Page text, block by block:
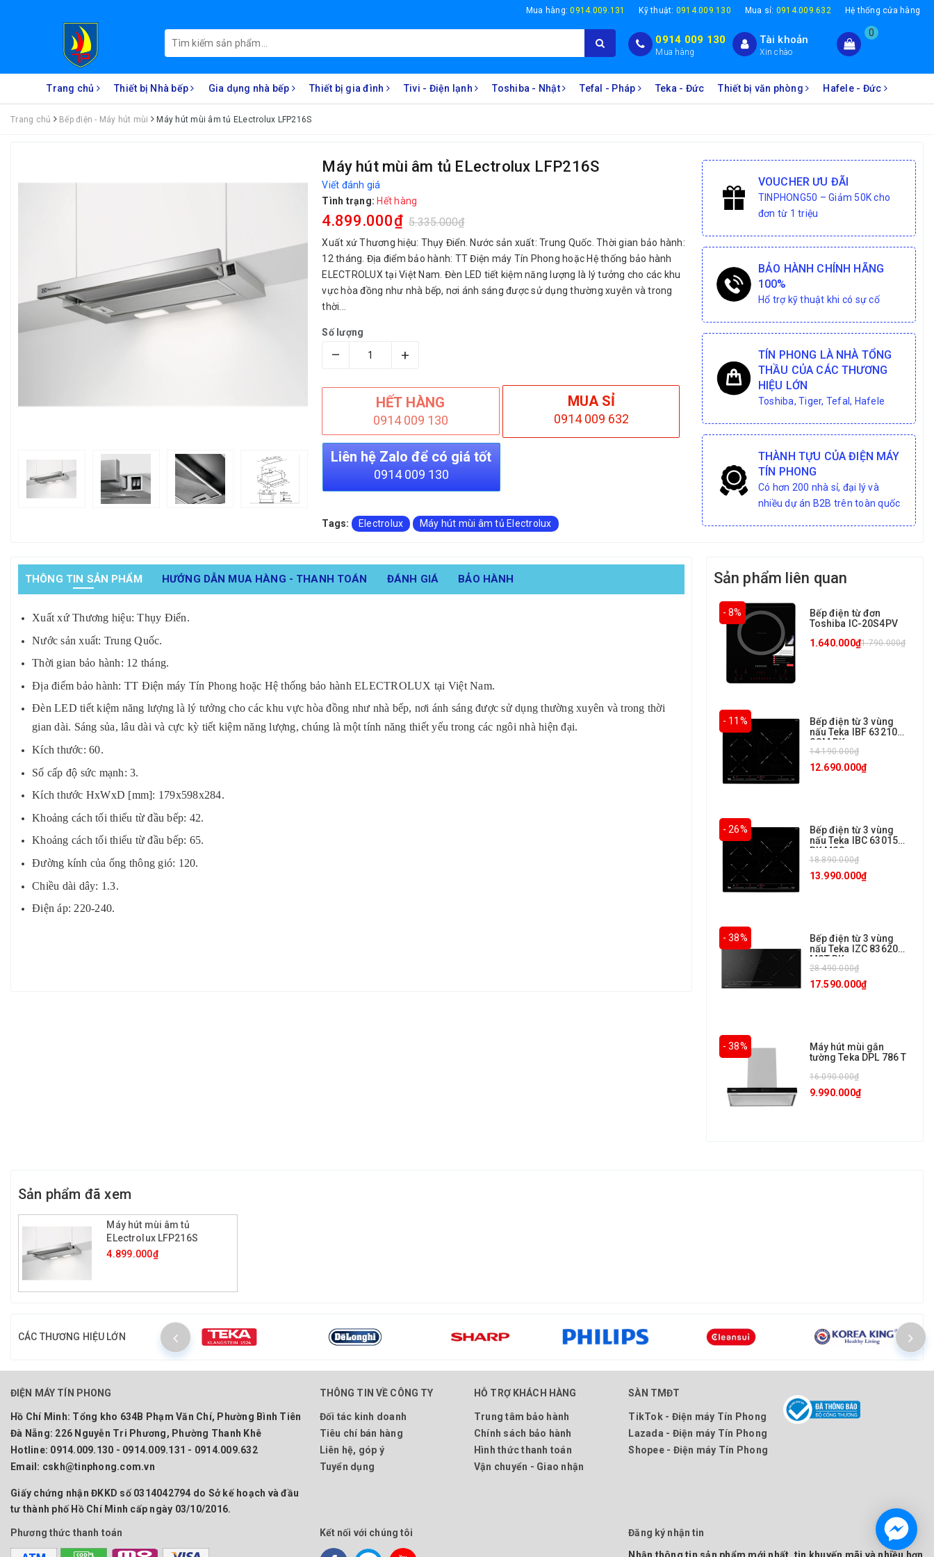
Mua hàng:0914.009.131 Kỹ thuật: 0914.009.130 Mua sỉ: 0914.009.632 Hệ thống cửa hàng
0914 009 130
Mua hàng
Tài khoản
Xin chào
0
Trang chủ Thiết bị Nhà bếp Gia dụng nhà bếp Thiết bị gia đình Tivi - Điện lạnh Toshiba - Nhật Tefal - Pháp Teka - Đức Thiết bị văn phòng Hafele - Đức
Trang chủ Bếp điện - Máy hút mùi Máy hút mùi âm tủ ELectrolux LFP216S
Máy hút mùi âm tủ ELectrolux LFP216S
Viết đánh giá
Tình trạng: Hết hàng
4.899.000₫ 5.335.000₫
Xuất xứ Thương hiệu: Thụy Điển. Nước sản xuất: Trung Quốc. Thời gian bảo hành:
12 tháng. Địa điểm bảo hành: TT Điện máy Tín Phong hoặc Hệ thống bảo hành
ELECTROLUX tại Việt Nam. Đèn LED tiết kiệm năng lượng là lý tưởng cho các khu
vực hòa đồng như nhà bếp, nơi ánh sáng được sử dụng thường xuyên và trong
thời...
Số lượng
– +
HẾT HÀNG
0914 009 130
MUA SỈ
0914 009 632
Liên hệ Zalo để có giá tốt
0914 009 130
Tags: Electrolux Máy hút mùi âm tủ Electrolux
VOUCHER ƯU ĐÃI
TINPHONG50 – Giảm 50K cho
đơn từ 1 triệu
BẢO HÀNH CHÍNH HÃNG
100%
Hổ trợ kỹ thuật khi có sự cố
TÍN PHONG LÀ NHÀ TỔNG
THẦU CỦA CÁC THƯƠNG
HIỆU LỚN
Toshiba, Tiger, Tefal, Hafele
THÀNH TỰU CỦA ĐIỆN MÁY
TÍN PHONG
Có hơn 200 nhà sỉ, đại lý và
nhiều dự án B2B trên toàn quốc
THÔNG TIN SẢN PHẨM HƯỚNG DẪN MUA HÀNG - THANH TOÁN ĐÁNH GIÁ BẢO HÀNH
Xuất xứ Thương hiệu: Thụy Điển.
Nước sản xuất: Trung Quốc.
Thời gian bảo hành: 12 tháng.
Địa điểm bảo hành: TT Điện máy Tín Phong hoặc Hệ thống bảo hành ELECTROLUX tại Việt Nam.
Đèn LED tiết kiệm năng lượng là lý tưởng cho các khu vực hòa đồng như nhà bếp, nơi ánh sáng được sử dụng thường xuyên và trong thời
gian dài. Sáng sủa, lâu dài và cực kỳ tiết kiệm năng lượng, chúng là một tính năng thiết yếu trong các ngôi nhà hiện đại.
Kích thước: 60.
Số cấp độ sức mạnh: 3.
Kích thước HxWxD [mm]: 179x598x284.
Khoảng cách tối thiểu từ đầu bếp: 42.
Khoảng cách tối thiểu từ đầu bếp: 65.
Đường kính của ống thông gió: 120.
Chiều dài dây: 1.3.
Điện áp: 220-240.
Sản phẩm liên quan
- 8%
Bếp điện từ đơn
Toshiba IC-20S4PV
1.790.000₫
1.640.000₫
- 11%
Bếp điện từ 3 vùng
nấu Teka IBF 63210
SSM BK
14.190.000₫
12.690.000₫
- 26%
Bếp điện từ 3 vùng
nấu Teka IBC 63015
BK MSS
18.890.000₫
13.990.000₫
- 38%
Bếp điện từ 3 vùng
nấu Teka IZC 83620
MST BK
28.490.000₫
17.590.000₫
- 38%
Máy hút mùi gắn
tường Teka DPL 786 T
16.090.000₫
9.990.000₫
Sản phẩm đã xem
Máy hút mùi âm tủ
ELectrolux LFP216S
4.899.000₫
CÁC THƯƠNG HIỆU LỚN
ĐIỆN MÁY TÍN PHONG
Hồ Chí Minh: Tổng kho 634B Phạm Văn Chí, Phường Bình Tiên
Đà Nẵng: 226 Nguyễn Tri Phương, Phường Thanh Khê
Hotline: 0914.009.130 - 0914.009.131 - 0914.009.632
Email: cskh@tinphong.com.vn
Giấy chứng nhận ĐKKD số 0314042794 do Sở kế hoạch và đầu
tư thành phố Hồ Chí Minh cấp ngày 03/10/2016.
THÔNG TIN VỀ CÔNG TY
Đối tác kinh doanh
Tiêu chí bán hàng
Liên hệ, góp ý
Tuyển dụng
HỖ TRỢ KHÁCH HÀNG
Trung tâm bảo hành
Chính sách bảo hành
Hình thức thanh toán
Vận chuyển - Giao nhận
SÀN TMĐT
TikTok - Điện máy Tín Phong
Lazada - Điện máy Tín Phong
Shopee - Điện máy Tín Phong
Phương thức thanh toán Kết nối với chúng tôi
Đăng ký nhận tin